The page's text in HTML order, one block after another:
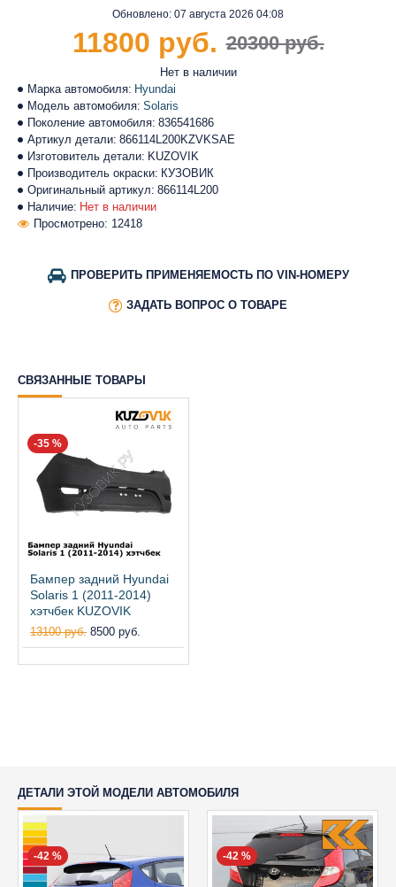
Наличие: Нет в наличии
Марка автомобиля: Hyundai
Модель автомобиля: Solaris
Поколение автомобиля: 836541686
Артикул детали: 866114L200KZVKSAE
Изготовитель детали: KUZOVIK
Производитель окраски: КУЗОВИК
Оригинальный артикул: 866114L200
Просмотрено: 12418
Обновлено: 07 августа 2026 04:08
Нет в наличии
20300 руб.
11800 руб.
ПРОВЕРИТЬ ПРИМЕНЯЕМОСТЬ ПО VIN-НОМЕРУ
ЗАДАТЬ ВОПРОС О ТОВАРЕ
СВЯЗАННЫЕ ТОВАРЫ
-35 %
Бампер задний Hyundai
Solaris 1 (2011-2014)
хэтчбек KUZOVIK
13100 руб. 8500 руб.
ДЕТАЛИ ЭТОЙ МОДЕЛИ АВТОМОБИЛЯ
-42 % -42 %